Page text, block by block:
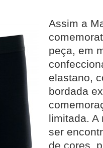
Assim a
peça, em
elastano,
bordada
limitada. A
ser
de cores,